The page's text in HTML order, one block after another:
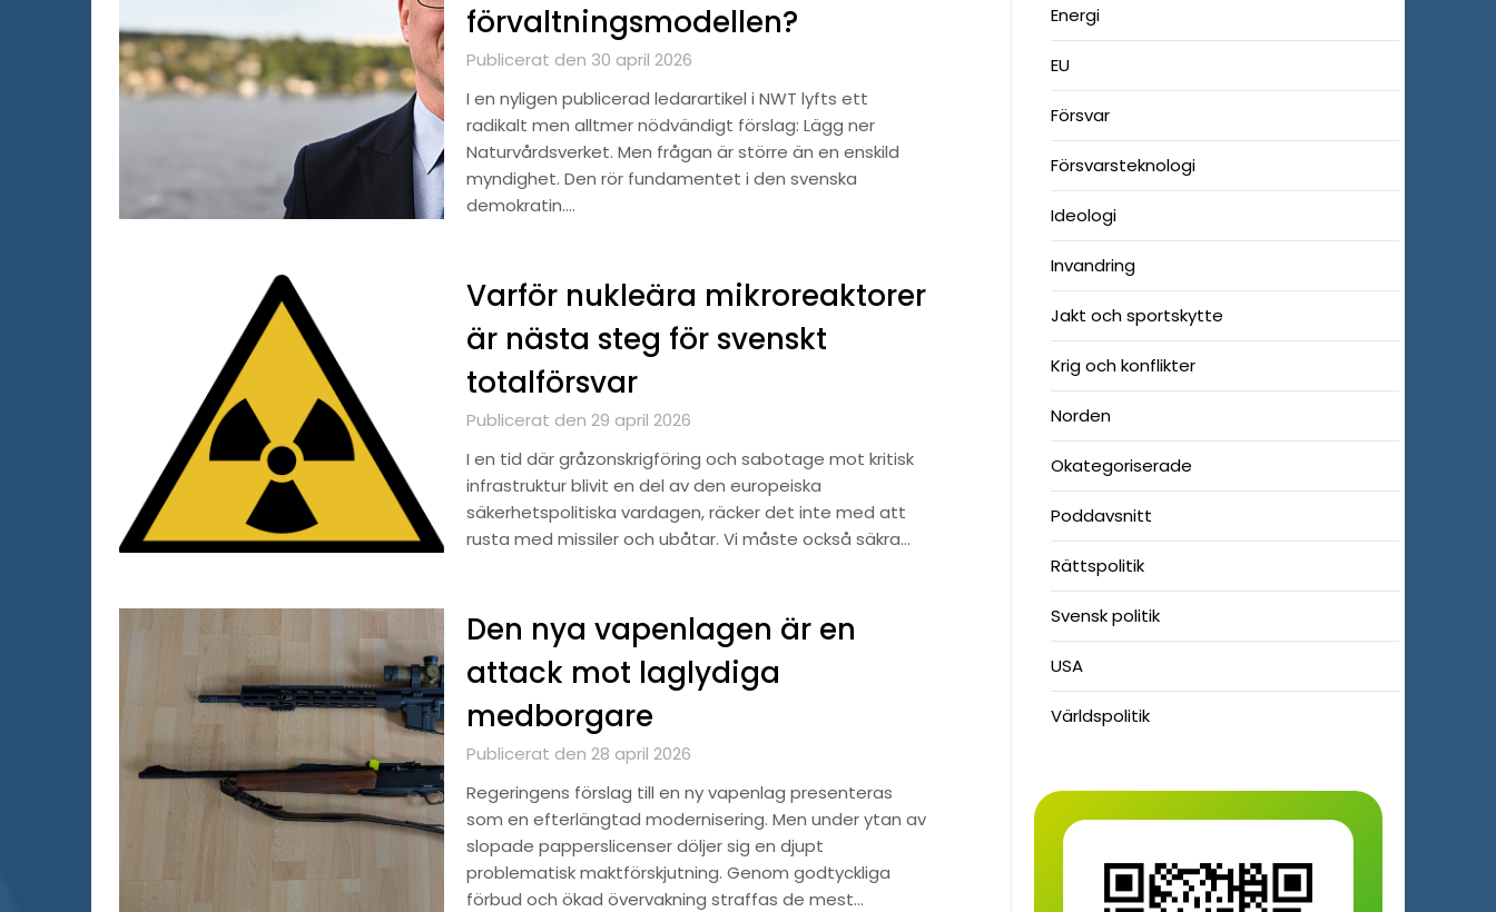
förvaltningsmodellen?
Publicerat den 30 april 2026
I en nyligen publicerad ledarartikel i NWT lyfts ett
radikalt men alltmer nödvändigt förslag: Lägg ner
Naturvårdsverket. Men frågan är större än en enskild
myndighet. Den rör fundamentet i den svenska
demokratin….
Varför nukleära mikroreaktorer
är nästa steg för svenskt
totalförsvar
Publicerat den 29 april 2026
I en tid där gråzonskrigföring och sabotage mot kritisk
infrastruktur blivit en del av den europeiska
säkerhetspolitiska vardagen, räcker det inte med att
rusta med missiler och ubåtar. Vi måste också säkra…
Den nya vapenlagen är en
attack mot laglydiga
medborgare
Publicerat den 28 april 2026
Regeringens förslag till en ny vapenlag presenteras
som en efterlängtad modernisering. Men under ytan av
slopade papperslicenser döljer sig en djupt
problematisk maktförskjutning. Genom godtyckliga
förbud och ökad övervakning straffas de mest…
Energi
EU
Försvar
Försvarsteknologi
Ideologi
Invandring
Jakt och sportskytte
Krig och konflikter
Norden
Okategoriserade
Poddavsnitt
Rättspolitik
Svensk politik
USA
Världspolitik